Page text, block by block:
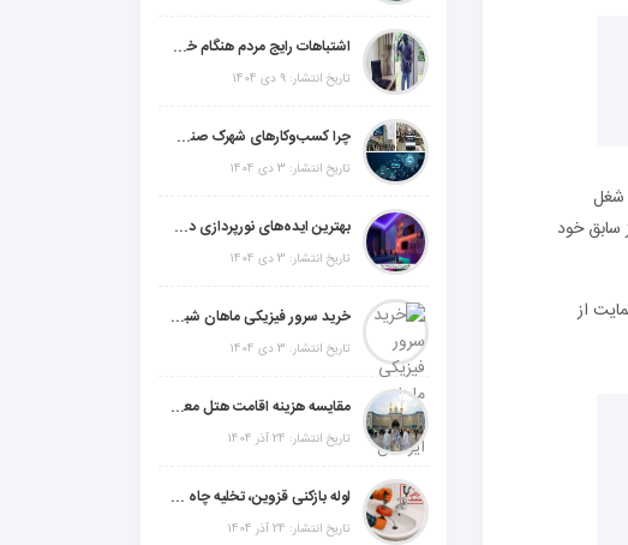
شغل
سابق خود
از
اشتباهات رایج مردم هنگام خرید دزدگیر منزل
تاریخ انتشار: 9 دی 1404
چرا کسب‌وکارهای شهرک صنعتی چهاردانگه فوراً به طراحی سایت نیاز دارند؟
تاریخ انتشار: 3 دی 1404
بهترین ایده‌های نورپردازی دکوراتیو با ال ای دی برای منزل، فروشگاه و دفتر کار
تاریخ انتشار: 3 دی 1404
خرید سرور فیزیکی ماهان شبکه ایرانیان
تاریخ انتشار: 3 دی 1404
مقایسه هزینه اقامت هتل معمولی، میان‌رده یا 5 ستاره در سفر زیارتی عراق
تاریخ انتشار: 24 آذر 1404
لوله بازکنی قزوین، تخلیه چاه و خدمات تخصصی لوله‌کشی و تشخیص ترکیدگی
تاریخ انتشار: 24 آذر 1404